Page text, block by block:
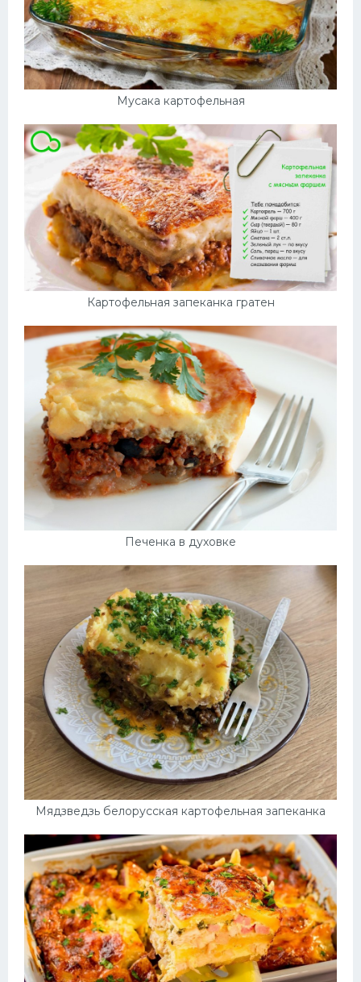
Мусака картофельная
Картофельная запеканка гратен
Печенка в духовке
Мядзведзь белорусская картофельная запеканка